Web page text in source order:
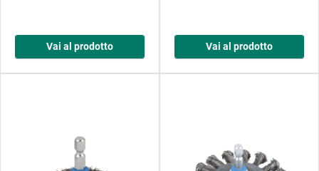
Vai al prodotto Vai al prodotto